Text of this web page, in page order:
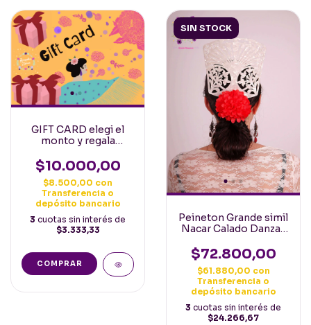
GIFT CARD elegi el
monto y regala
$10.000,00
$8.500,00 con
Transferencia o
depósito bancario
3 cuotas sin interés de
$3.333,33
COMPRAR
SIN STOCK
Peineton Grande simil
Nacar Calado Danzas
Folkloricas Blanco
$72.800,00
$61.880,00 con
Transferencia o
depósito bancario
3 cuotas sin interés de
$24.266,67